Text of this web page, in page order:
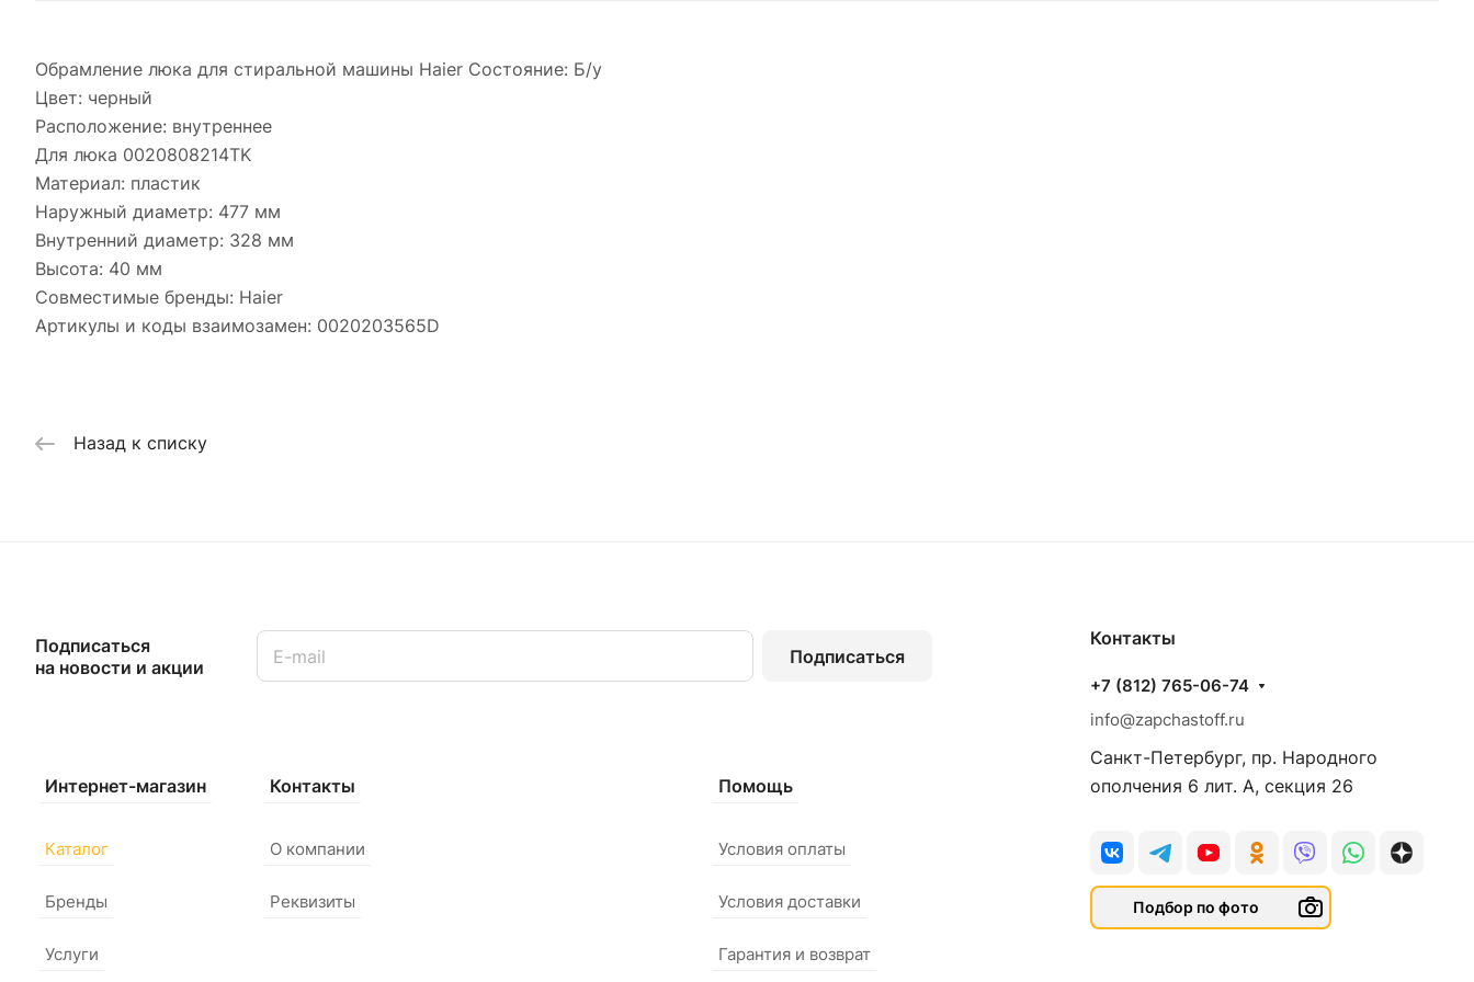
Обрамление люка для стиральной машины Haier Состояние: Б/у
Цвет: черный
Расположение: внутреннее
Для люка 0020808214TK
Материал: пластик
Наружный диаметр: 477 мм
Внутренний диаметр: 328 мм
Высота: 40 мм
Совместимые бренды: Haier
Артикулы и коды взаимозамен: 0020203565D
Назад к списку
Подписаться
на новости и акции
Подписаться
Интернет-магазин
Каталог
Бренды
Услуги
Контакты
О компании
Реквизиты
Помощь
Условия оплаты
Условия доставки
Гарантия и возврат
Контакты
+7 (812) 765-06-74
info@zapchastoff.ru
Санкт-Петербург, пр. Народного
ополчения 6 лит. А, секция 26
Подбор по фото